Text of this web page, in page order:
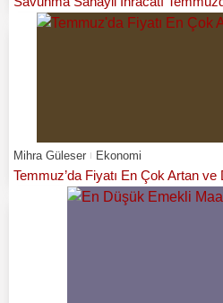
Mihra Güleser Ekonomi
Temmuz’da Fiyatı En Çok Artan